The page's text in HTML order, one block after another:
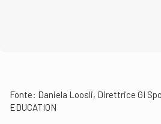
Fonte: Daniela Loosli, Direttrice GI
EDUCATION